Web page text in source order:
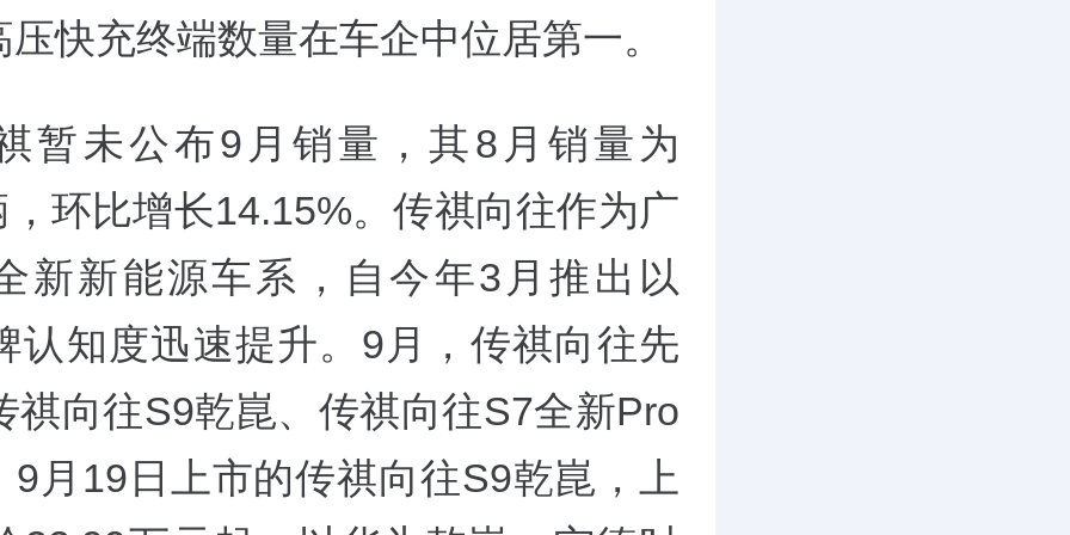
快充终端数量在车企中位居第一。
暂未公布9月销量，其8月销量为
环比增长14.15%。传祺向往作为广
新新能源车系，自今年3月推出以
认知度迅速提升。9月，传祺向往先
祺向往S9乾崑、传祺向往S7全新Pro
9月19日上市的传祺向往S9乾崑，上